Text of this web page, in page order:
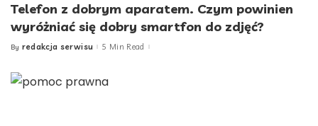
Telefon z dobrym aparatem. Czym powinien
wyróżniać się dobry smartfon do zdjęć?
Posted
By redakcja serwisu 5 Min Read